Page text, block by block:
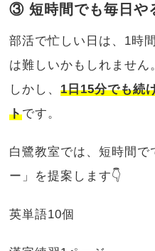
③ 短時間でも毎日や
部活で忙しい日は、1時
は難しいかもしれません
しかし、1日15分でも続
トです。
白鷺教室では、短時間で
ー」を提案します👇
英単語10個